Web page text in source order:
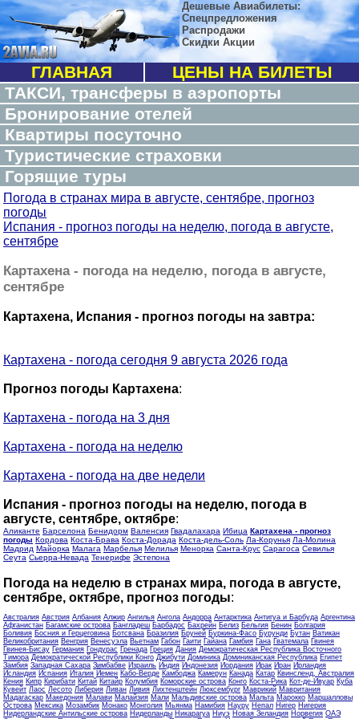
Дешевые Авиабилеты:
Спецпредложения
Распродажи
Скидки Акции
ГЛАВНАЯ
ЦЕНЫ НА БИЛЕТЫ
ТАКСИ, трансферы в аэропорты
Бронирование отелей
Квартиры посуточно
Туристические страховки
Горящие туры
Погода в странах мира в августе, сентябре, прогноз
погоды
Испания - прогноз погоды на неделю, погода в августе,
сентябре
Картахена - погода на неделю, погода в августе,
сентябре
Картахена, Испания - прогноз погоды на завтра:
Картахена - погода сегодня 9 августа 2026 года
Прогноз погоды Картахена:
Картахена - погода на 3 дня
Картахена - погода на неделю
Картахена - погода на две недели
Испания - прогноз погоды на неделю, погода в
августе, сентябре, октябре:
Аликанте Барселона Бенидорм Валенсия Гвадалахара Ибица Картахена - прогноз
погоды Кордова Коста-Брава Коста-Дорада Коста-дель-Соль Ла-Корунья Ла-Молина
Мадрид Майорка Малага Марбелья Мелилья Менорка Санта-Крус Сарагоса Севилья
Сеута Сьерра-Невада Тенерифе Эстепона
Погода на неделю в странах мира, погода в августе,
сентябре, октябре, прогноз погоды:
Австралия Австрия Албания Алжир Ангилья Ангола Андорра Антарктика Антигуа и Барбуда Аргентина
Афганистан Багамские острова Бангладеш Барбадос Бахрейн Белиз Бельгия Бенин Болгария
Боливия Босния и Герцеговина Ботсвана Бразилия Бруней Буркина-Фасо Бурунди Бутан Ватикан
Великобритания Венгрия Венесуэла Вьетнам Габон Гаити Гайана Гамбия Гана Гватемала Гвинея
Гвинея-Бисау Германия Гондурас Гренада Греция Дания Демократическая Республика Восточного
Тимора Демократической Республики Конго Джибути Доминика Доминиканская Республика Египет
Замбия Западная Сахара Зимбабве Израиль Индия Индонезия Иордания Ирак Иран Ирландия
Исландия Испания Италия Йемен Кабо-Верде Камбоджа Камерун Канада Катар Квинсленд, Австралия
Кения Кипр Кирибати Китай Китайр Колумбия Коморские острова Конго Коста-Рика Кот-де-Ивуар Куба
Кувейт Лаос Лесото Либерия Ливан Ливия Лихтенштейн Люксембург Маврикий Мавритания
Мадагаскар Македония Малави Малайзия Мали Мальдивские острова Мальта Марокко Маршалловы
Острова Мексика Мозамбик Монако Монголия Мьянма Намибия Науру Непал Нигер Нигерия
Нидерландские Антильские острова Нидерланды Никарагуа Ниуэ Новая Зеландия Норвегия ОАЭ